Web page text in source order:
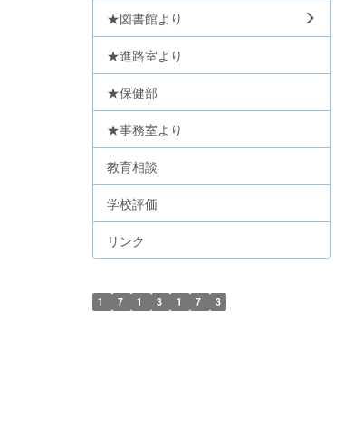
★図書館より
★進路室より
★保健部
★事務室より
教育相談
学校評価
リンク
1 7 1 3 1 7 3